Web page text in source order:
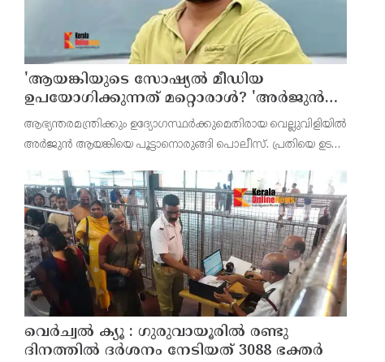
'ആയങ്കിയുടെ സോഷ്യൽ മീഡിയ
ഉപയോഗിക്കുന്നത് മറ്റൊരാൾ? 'അർജുൻ
ആയങ്കിയെ പൂട്ടാനൊരുങ്ങി പൊലീസ്';
കൊച്ചിയിൽ വ്യാപക പരിശോധന
ആഭ്യന്തരമന്ത്രിക്കും ഉദ്യോഗസ്ഥർക്കുമെതിരായ വെല്ലുവിളിയിൽ
അർജുൻ ആയങ്കിയെ പൂട്ടാനൊരുങ്ങി പൊലീസ്. പ്രതിയെ ഉടൻ
നൽകി.അര്‍ജുന്‍ ആയങ്കിക്കെതിരെ നിലവി
വെർച്വൽ ക്യൂ : ഗുരുവായൂരിൽ രണ്ടു
ദിനത്തിൽ ദർശനം നേടിയത് 3088 ഭക്തർ